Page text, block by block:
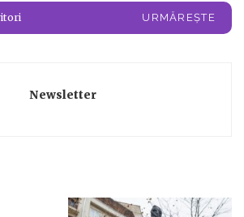
URMĂREȘTE
Newsletter